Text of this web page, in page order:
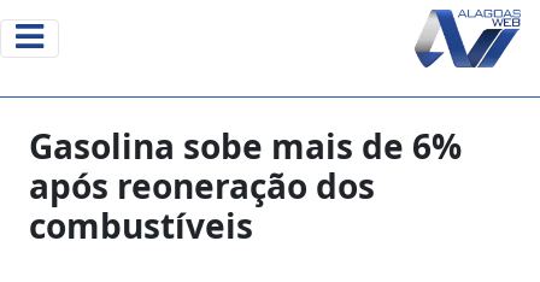
Gasolina sobe mais de 6%
após reoneração dos
combustíveis